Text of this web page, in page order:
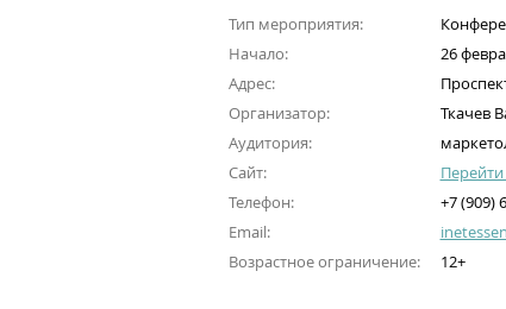
Тип мероприятия:
Начало:
26
Адрес:
Организатор:
Ткачев
Аудитория:
Сайт:
Телефон:
+7 (909)
Email:
Возрастное ограничение:
12+